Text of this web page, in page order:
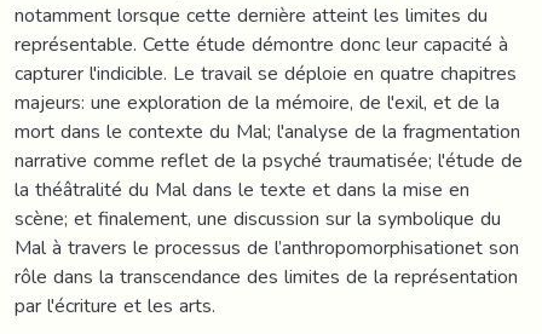
notamment lorsque cette dernière atteint les limites du
représentable. Cette étude démontre donc leur capacité à
capturer l'indicible. Le travail se déploie en quatre chapitres
majeurs: une exploration de la mémoire, de l'exil, et de la
mort dans le contexte du Mal; l'analyse de la fragmentation
narrative comme reflet de la psyché traumatisée; l'étude de
la théâtralité du Mal dans le texte et dans la mise en
scène; et finalement, une discussion sur la symbolique du
Mal à travers le processus de l’anthropomorphisationet son
rôle dans la transcendance des limites de la représentation
par l'écriture et les arts.